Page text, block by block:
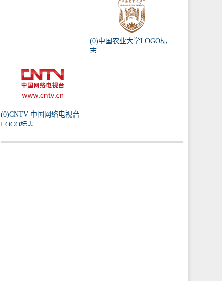
(0)中国农业大学LOGO标
志
(0)CNTV 中国网络电视台
LOGO标志